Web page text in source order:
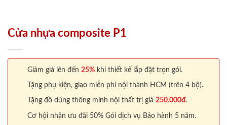
Cửa nhựa composite P1
Giảm giá lên đến 25% khi thiết kế lắp đặt trọn gói.
Tặng phụ kiện, giao miễn phí nội thành HCM (trên 4 bộ).
Tặng đồ dùng thông minh nội thất trị giá 250.000đ.
Cơ hội nhận ưu đãi 50% Gói dịch vụ Bảo hành 5 năm.